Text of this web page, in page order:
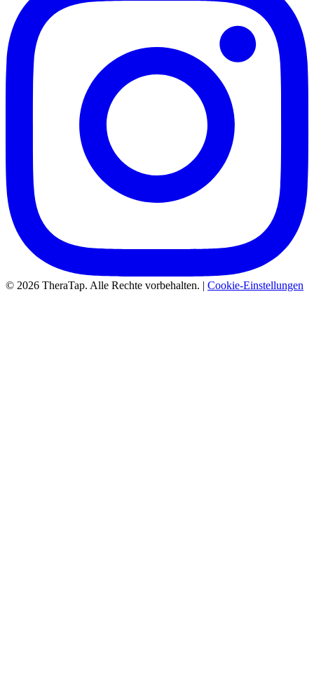
© 2026 TheraTap. Alle Rechte vorbehalten. | Cookie-Einstellungen